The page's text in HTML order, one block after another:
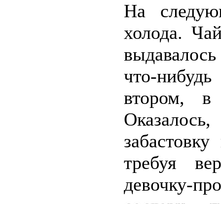
На
холода.
что-
втором,
требуя
девочку-